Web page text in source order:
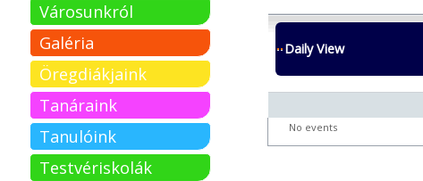
Tehetségpont
Közérdekű
adatok
Tanárjelölteknek
Daily View
No events
Városunkról
Galéria
Öregdiákjaink
Tanáraink
Tanulóink
Testvériskolák